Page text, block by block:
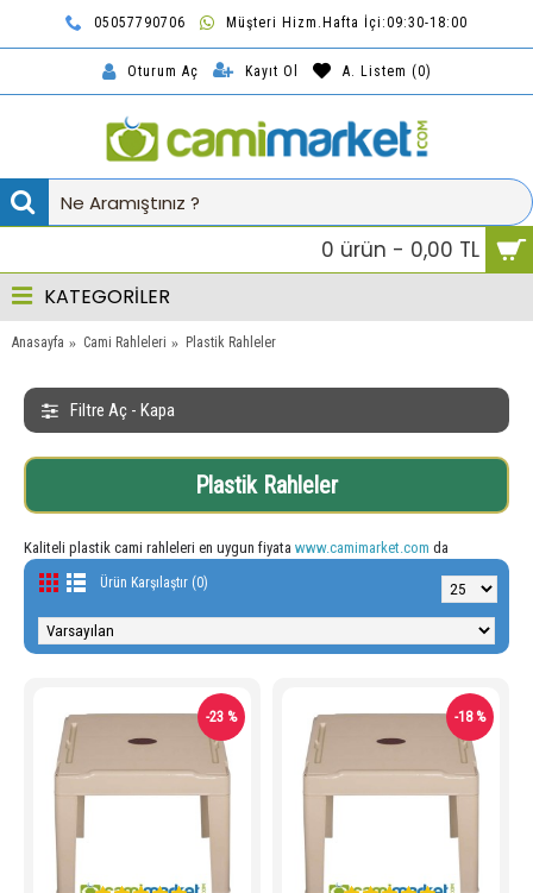
05057790706 Müşteri Hizm.Hafta İçi:09:30-18:00
Oturum Aç Kayıt Ol A. Listem (0)
0 ürün - 0,00 TL
KATEGORİLER
Anasayfa Cami Rahleleri Plastik Rahleler
Filtre Aç - Kapa
Plastik Rahleler
Kaliteli plastik cami rahleleri en uygun fiyata www.camimarket.com da
Ürün Karşılaştır (0)
-23 % -18 %